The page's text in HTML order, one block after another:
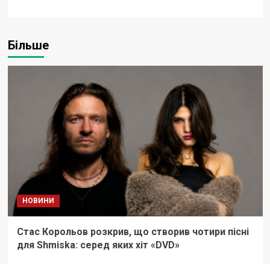
Більше
НОВИНИ
Стас Корольов розкрив, що створив чотири пісні
для Shmiska: серед яких хіт «DVD»